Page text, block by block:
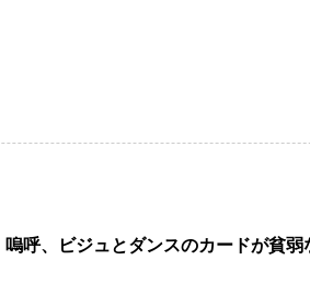
呼、ビジュとダンスのカードが貧弱